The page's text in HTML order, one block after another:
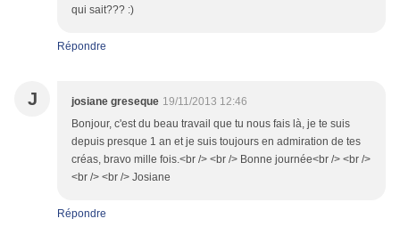
qui sait??? :)
Répondre
J josiane greseque 19/11/2013 12:46
Bonjour, c'est du beau travail que tu nous fais là, je te suis
depuis presque 1 an et je suis toujours en admiration de tes
créas, bravo mille fois.<br /> <br /> Bonne journée<br /> <br />
<br /> <br /> Josiane
Répondre